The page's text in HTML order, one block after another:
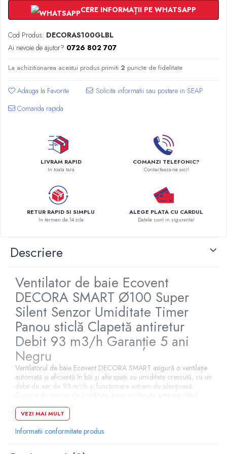
Radiatoare Otel Vogel&Noot
Radiatoare Otel Korado
Radiatoare de Baie Purmo Banga
Automatizare Termostate
Detectoare
Termostate centrala ambient
Detectoare de inundatie
Automatizari centrala termica
Panouri solare apa calda
Accesorii panouri solare apa calda
Kituri panouri solare apa calda
Automatizari panouri solare
Teava flexibila inox si fitinguri panouri
Centrale peleti lemn
CERE INFORMAȚII PE WHATSAPP
Cod Produs: DECORAS100GLBL
Ai nevoie de ajutor? 0726 802 707
La achizitionarea acestui produs primiti 2 puncte de fidelitate
Adauga la Favorite
Comanda rapida
LIVRAM RAPID
In toata tara
COMANZI TELEFONIC?
Contacteaza-ne aici!
RETUR RAPID SI SIMPLU
In termen de 14 zile
ALEGE PLATA CU CARDUL
Datele sunt in siguranta!
Descriere
Ventilator de baie Ecovent
DECORA SMART Ø100 Super
Silent Senzor Umiditate Timer
Panou sticlă Clapetă antiretur
Debit 93 m3/h Garanție 5 ani
Negru
Ventilatorul de baie Ecovent DECORA SMART asigură o ventilație
automată și eficientă în băi și alte spații cu umiditate crescută, cu un
debit de aer de 93 m³/h și funcționare extrem de silențioasă.
mucegaiului.
SMART - Ventilație automată
VEZI MAI MULT
Informatii conformitate produs